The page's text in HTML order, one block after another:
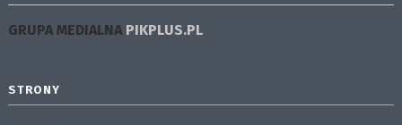
GRUPA MEDIALNA PIKPLUS.PL
STRONY